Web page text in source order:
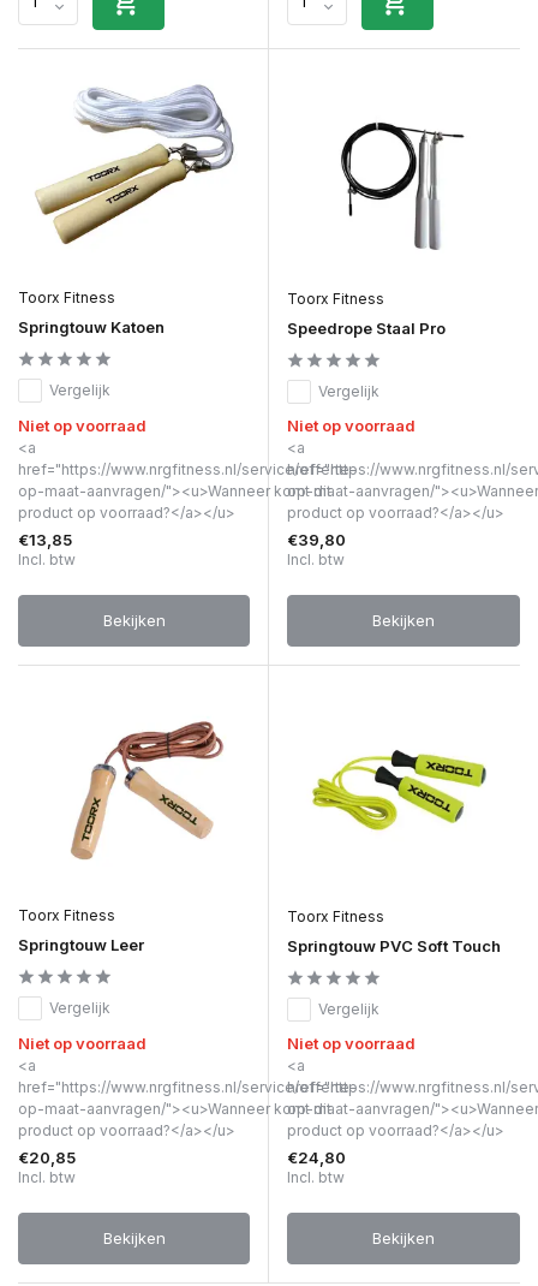
Toorx Fitness
Springtouw Katoen
Vergelijk
Niet op voorraad
<a
href="https://www.nrgfitness.nl/service/offerte-
op-maat-aanvragen/"><u>Wanneer komt dit
product op voorraad?</a></u>
€13,85
Incl. btw
Bekijken
Toorx Fitness
Speedrope Staal Pro
Vergelijk
Niet op voorraad
<a
href="https://www.nrgfitness.nl/
op-maat-aanvragen/
product op voorraad?</a></u>
€39,80
Incl. btw
Bekijken
Toorx Fitness
Springtouw Leer
Vergelijk
Niet op voorraad
<a
href="https://www.nrgfitness.nl/service/offerte-
op-maat-aanvragen/"><u>Wanneer komt dit
product op voorraad?</a></u>
€20,85
Incl. btw
Bekijken
Toorx Fitness
Springtouw PVC Soft Touch
Vergelijk
Niet op voorraad
<a
href="https://www.nrgfitness.nl/
op-maat-aanvragen/
product op voorraad?</a></u>
€24,80
Incl. btw
Bekijken